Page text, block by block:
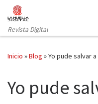
Saltar al contenido
Revista Digital
Inicio »Blog »Yo pude salvar a
Yo pude